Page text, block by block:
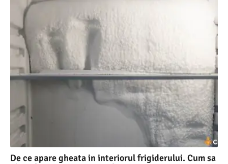
De ce apare gheata in interiorul frigiderului. Cum sa